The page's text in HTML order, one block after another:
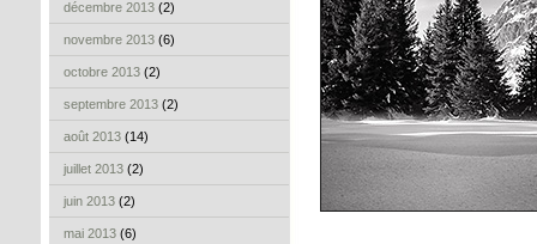
décembre 2013 (2)
novembre 2013 (6)
octobre 2013 (2)
septembre 2013 (2)
août 2013 (14)
juillet 2013 (2)
juin 2013 (2)
mai 2013 (6)